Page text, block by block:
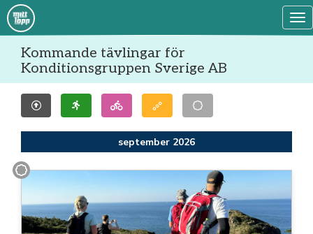
Kommande tävlingar för
Konditionsgruppen Sverige AB
september 2026
Gång